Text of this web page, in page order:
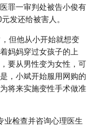
罪一审判处被告小俊有
发还给被害人。
但他从小开始就想变
妈妈穿过女孩子的上
要从男性变为女性，可
，小斌开始服用网购的
将来实施变性手术做准
业检查并咨询心理医生